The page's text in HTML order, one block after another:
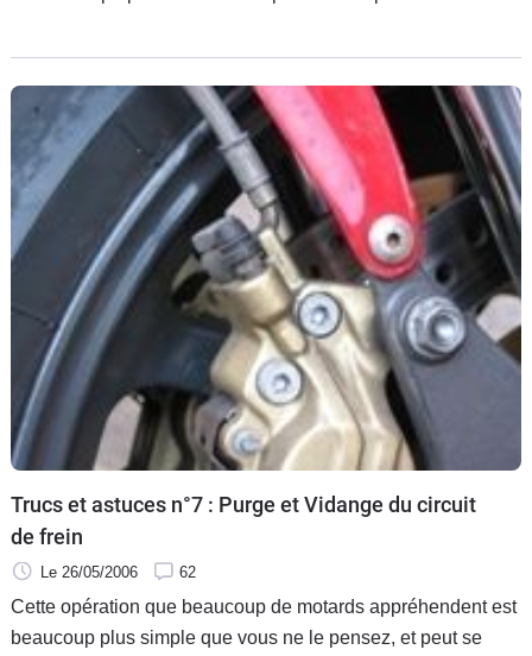
particulier, réaliser un certain nombre de contrôles est
important afin de ne pas avoir de mauvaises surprises.
Trucs et astuces n°7 : Purge et Vidange du circuit
de frein
Le 26/05/2006 62
Cette opération que beaucoup de motards appréhendent est
beaucoup plus simple que vous ne le pensez, et peut se